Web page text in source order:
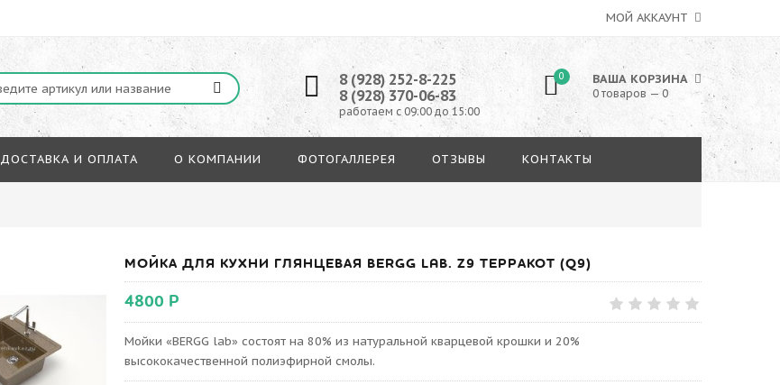
МОЙ АККАУНТ
8 (928) 252-8-225
8 (928) 370-06-83
работаем с 09:00 до 15:00
0 ВАША КОРЗИНА
0 товаров — 0
ДОСТАВКА И ОПЛАТА О КОМПАНИИ ФОТОГАЛЛЕРЕЯ ОТЗЫВЫ КОНТАКТЫ
МОЙКА ДЛЯ КУХНИ ГЛЯНЦЕВАЯ BERGG LAB. Z9 ТЕРРАКОТ (Q9)
4800 Р
Мойки «BERGG lab» состоят на 80% из натуральной кварцевой крошки и 20%
высококачественной полиэфирной смолы.